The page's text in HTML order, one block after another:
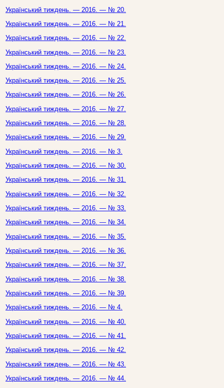
Український тиждень. — 2016. — № 20.
Український тиждень. — 2016. — № 21.
Український тиждень. — 2016. — № 22.
Український тиждень. — 2016. — № 23.
Український тиждень. — 2016. — № 24.
Український тиждень. — 2016. — № 25.
Український тиждень. — 2016. — № 26.
Український тиждень. — 2016. — № 27.
Український тиждень. — 2016. — № 28.
Український тиждень. — 2016. — № 29.
Український тиждень. — 2016. — № 3.
Український тиждень. — 2016. — № 30.
Український тиждень. — 2016. — № 31.
Український тиждень. — 2016. — № 32.
Український тиждень. — 2016. — № 33.
Український тиждень. — 2016. — № 34.
Український тиждень. — 2016. — № 35.
Український тиждень. — 2016. — № 36.
Український тиждень. — 2016. — № 37.
Український тиждень. — 2016. — № 38.
Український тиждень. — 2016. — № 39.
Український тиждень. — 2016. — № 4.
Український тиждень. — 2016. — № 40.
Український тиждень. — 2016. — № 41.
Український тиждень. — 2016. — № 42.
Український тиждень. — 2016. — № 43.
Український тиждень. — 2016. — № 44.